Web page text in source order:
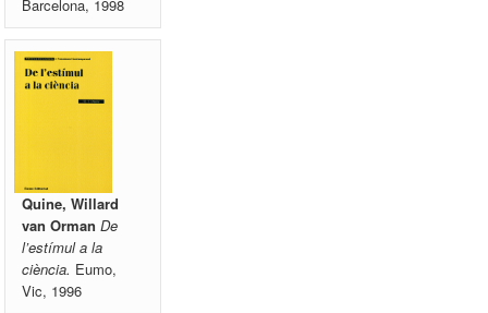
Barcelona, 1998
Quine, Willard
van Orman De
l’estímul a la
ciència. Eumo,
Vic, 1996